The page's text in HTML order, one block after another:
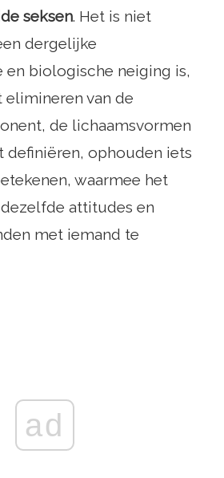
seksen. Het is niet
dergelijke
en biologische neiging is,
van de
de lichaamsvormen
definiëren, ophouden iets
waarmee het
attitudes en
met iemand te
ad